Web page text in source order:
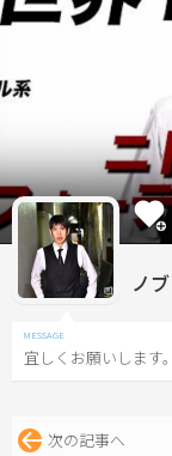
ノブ
宜しくお願いします。
次の記事へ